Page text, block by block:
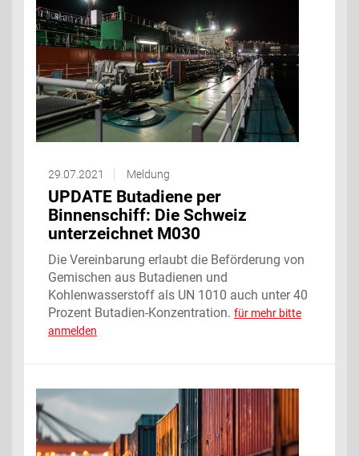
29.07.2021 Meldung
UPDATE Butadiene per
Binnenschiff: Die Schweiz
unterzeichnet M030
Die Vereinbarung erlaubt die Beförderung von
Gemischen aus Butadienen und
Kohlenwasserstoff als UN 1010 auch unter 40
Prozent Butadien-Konzentration. für mehr bitte
anmelden